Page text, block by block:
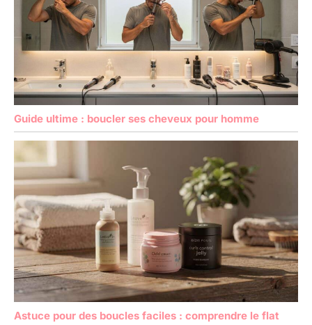
Guide ultime : boucler ses cheveux pour homme
Astuce pour des boucles faciles : comprendre le flat